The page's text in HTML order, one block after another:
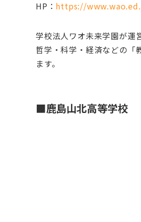
HP： https://
学校法人ワオ未来学園が運
哲学・科学・経済などの「
ます。
■鹿島山北高等学校